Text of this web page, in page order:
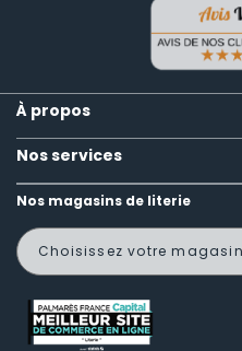
À propos
Nos services
Nos magasins de literie